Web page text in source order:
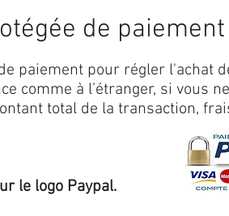
de paiement
paiement pour régler l'achat
comme à l’étranger, si vous
total de la transaction,
le logo Paypal.